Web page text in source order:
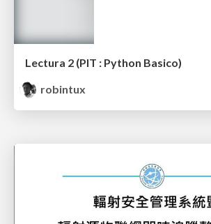
Lectura 2 (PIT : Python Basico)
robintux